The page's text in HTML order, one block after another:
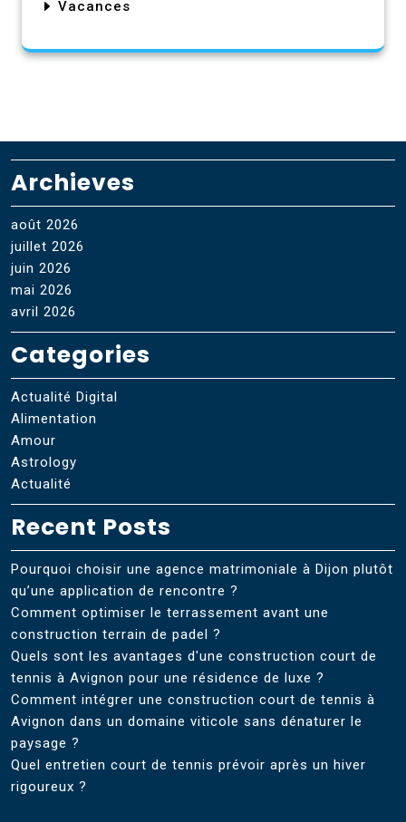
Vacances
Archieves
août 2026
juillet 2026
juin 2026
mai 2026
avril 2026
Categories
Actualité Digital
Alimentation
Amour
Astrology
Actualité
Recent Posts
Pourquoi choisir une agence matrimoniale à Dijon plutôt
qu’une application de rencontre ?
Comment optimiser le terrassement avant une
construction terrain de padel ?
Quels sont les avantages d'une construction court de
tennis à Avignon pour une résidence de luxe ?
Comment intégrer une construction court de tennis à
Avignon dans un domaine viticole sans dénaturer le
paysage ?
Quel entretien court de tennis prévoir après un hiver
rigoureux ?